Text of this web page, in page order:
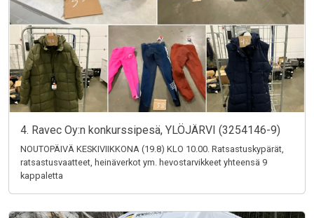
4. Ravec Oy:n konkurssipesä, YLÖJÄRVI (3254146-9)
NOUTOPÄIVÄ KESKIVIIKKONA (19.8) KLO 10.00. Ratsastuskypärät,
ratsastusvaatteet, heinäverkot ym. hevostarvikkeet yhteensä 9
kappaletta